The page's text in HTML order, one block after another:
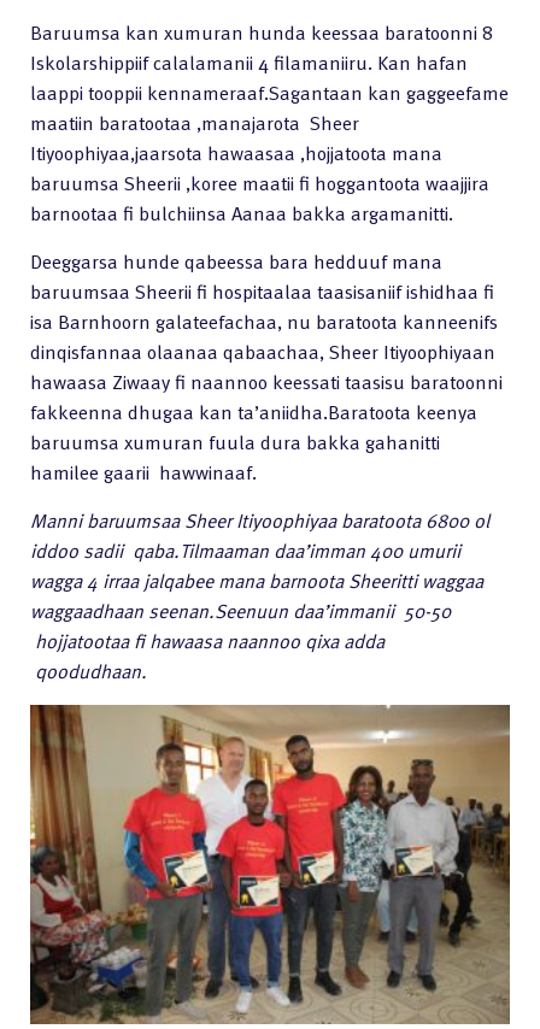
Baruumsa kan xumuran hunda keessaa baratoonni 8
Iskolarshippiif calalamanii 4 filamaniiru. Kan hafan
laappi tooppii kennameraaf.Sagantaan kan gaggeefame
maatiin baratootaa ,manajarota Sheer
Itiyoophiyaa,jaarsota hawaasaa ,hojjatoota mana
baruumsa Sheerii ,koree maatii fi hoggantoota waajjira
barnootaa fi bulchiinsa Aanaa bakka argamanitti.
Deeggarsa hunde qabeessa bara hedduuf mana
baruumsaa Sheerii fi hospitaalaa taasisaniif ishidhaa fi
isa Barnhoorn galateefachaa, nu baratoota kanneenifs
dinqisfannaa olaanaa qabaachaa, Sheer Itiyoophiyaan
hawaasa Ziwaay fi naannoo keessati taasisu baratoonni
fakkeenna dhugaa kan ta’aniidha.Baratoota keenya
baruumsa xumuran fuula dura bakka gahanitti
hamilee gaarii hawwinaaf.
Manni baruumsaa Sheer Itiyoophiyaa baratoota 6800 ol
iddoo sadii qaba.Tilmaaman daa’imman 400 umurii
wagga 4 irraa jalqabee mana barnoota Sheeritti waggaa
waggaadhaan seenan.Seenuun daa’immanii 50-50
hojjatootaa fi hawaasa naannoo qixa adda
qoodudhaan.